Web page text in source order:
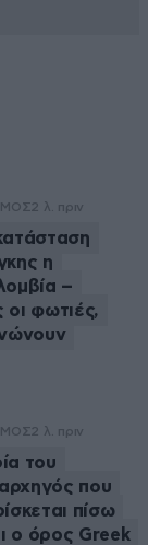
2 λ. πριν
η
–
οι φωτιές,
2 λ. πριν
του
που
πίσω
ο όρος Greek